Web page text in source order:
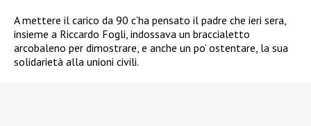
A mettere il carico da 90 c’ha pensato il padre che ieri sera,
insieme a Riccardo Fogli, indossava un braccialetto
arcobaleno per dimostrare, e anche un po’ ostentare, la sua
solidarietà alla unioni civili.